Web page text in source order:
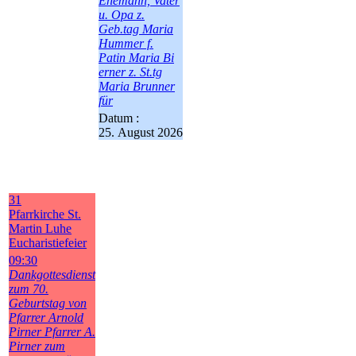
u. Opa z.
Geb.tag Maria
Hummer f.
Patin Maria Bi
erner z. St.tg
Maria Brunner
für
Datum :
25. August 2026
31
Pfarrkirche St.
Martin Luhe
Eucharistiefeier
09:30
Dankgottesdienst
zum 70.
Geburtstag von
Pfarrer Arnold
Pirner Pfarrer A.
Pirner zum